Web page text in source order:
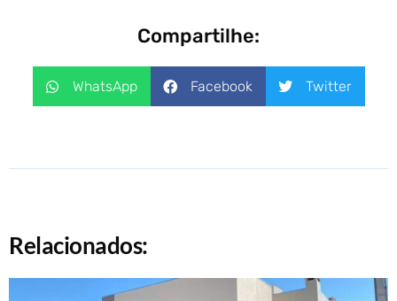
Compartilhe:
WhatsApp Facebook Twitter
Relacionados: